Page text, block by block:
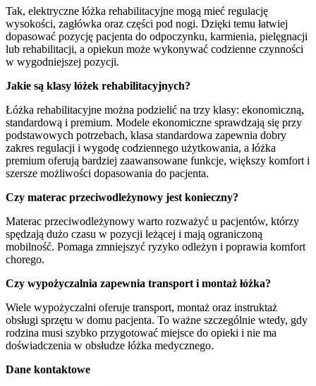
Tak, elektryczne łóżka rehabilitacyjne mogą mieć regulację
wysokości, zagłówka oraz części pod nogi. Dzięki temu łatwiej
dopasować pozycję pacjenta do odpoczynku, karmienia, pielęgnacji
lub rehabilitacji, a opiekun może wykonywać codzienne czynności
w wygodniejszej pozycji.
Jakie są klasy łóżek rehabilitacyjnych?
Łóżka rehabilitacyjne można podzielić na trzy klasy: ekonomiczną,
standardową i premium. Modele ekonomiczne sprawdzają się przy
podstawowych potrzebach, klasa standardowa zapewnia dobry
zakres regulacji i wygodę codziennego użytkowania, a łóżka
premium oferują bardziej zaawansowane funkcje, większy komfort i
szersze możliwości dopasowania do pacjenta.
Czy materac przeciwodleżynowy jest konieczny?
Materac przeciwodleżynowy warto rozważyć u pacjentów, którzy
spędzają dużo czasu w pozycji leżącej i mają ograniczoną
mobilność. Pomaga zmniejszyć ryzyko odleżyn i poprawia komfort
chorego.
Czy wypożyczalnia zapewnia transport i montaż łóżka?
Wiele wypożyczalni oferuje transport, montaż oraz instruktaż
obsługi sprzętu w domu pacjenta. To ważne szczególnie wtedy, gdy
rodzina musi szybko przygotować miejsce do opieki i nie ma
doświadczenia w obsłudze łóżka medycznego.
Dane kontaktowe